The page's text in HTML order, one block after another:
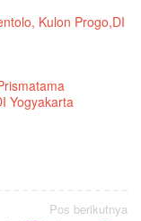
Kulon Progo,DI
Yogyakarta
Pos berikutnya